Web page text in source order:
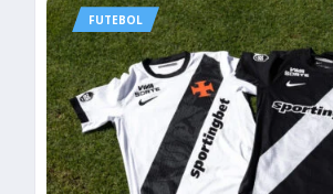
FUTEBOL